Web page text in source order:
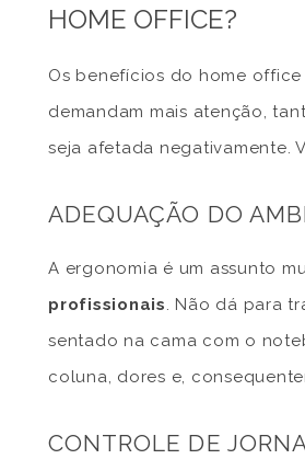
HOME OFFICE?
Os benefícios do home
demandam mais atenção,
seja afetada negativamente.
ADEQUAÇÃO DO
A ergonomia é um assunto
profissionais. Não dá para
sentado na cama com o
coluna, dores e,
CONTROLE DE